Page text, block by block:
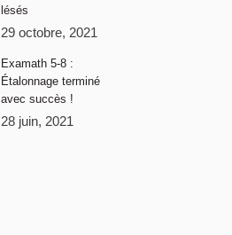
lésés
29 octobre, 2021
Examath 5-8 :
Étalonnage terminé
avec succès !
28 juin, 2021